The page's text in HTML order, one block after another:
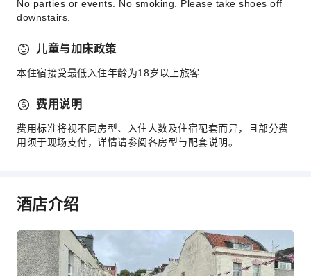
No parties or events. No smoking. Please take shoes off
downstairs.
儿童与加床政策
本住宿接受最低入住年龄为18岁以上旅客
费用说明
费用标准将视不同房型、入住人数及住宿配套而异，且部分费
用须于现场支付，详情请参阅各房型与配套说明。
酒店介绍